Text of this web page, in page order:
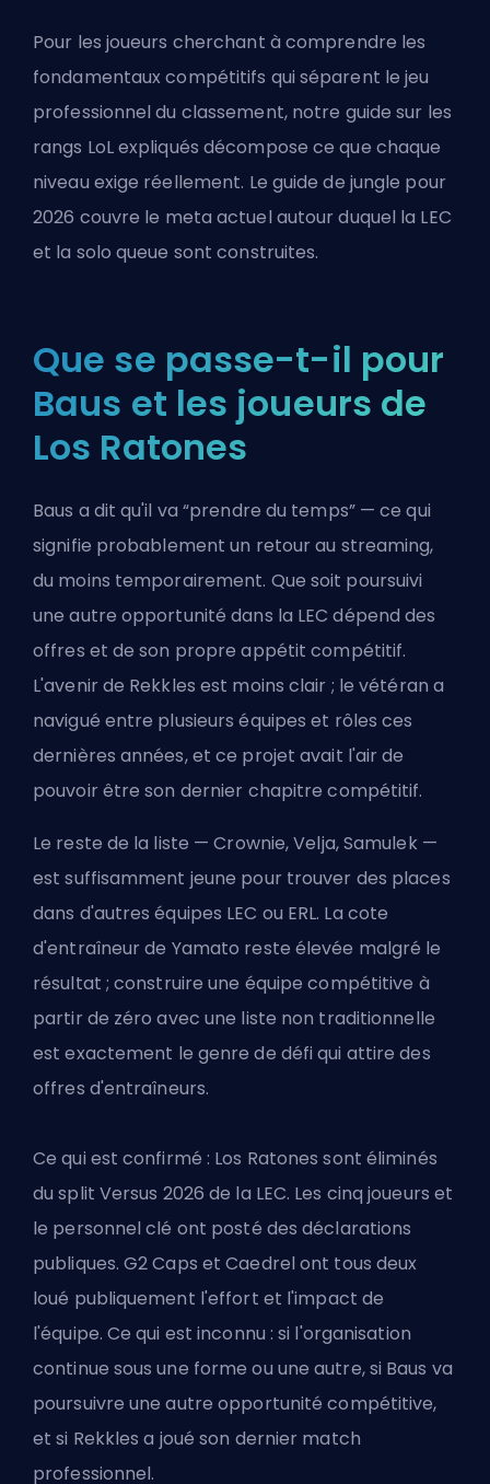
Pour les joueurs cherchant à comprendre les
fondamentaux compétitifs qui séparent le jeu
professionnel du classement, notre guide sur les
rangs LoL expliqués décompose ce que chaque
niveau exige réellement. Le guide de jungle pour
2026 couvre le meta actuel autour duquel la LEC
et la solo queue sont construites.
Que se passe-t-il pour
Baus et les joueurs de
Los Ratones
Baus a dit qu'il va “prendre du temps” — ce qui
signifie probablement un retour au streaming,
du moins temporairement. Que soit poursuivi
une autre opportunité dans la LEC dépend des
offres et de son propre appétit compétitif.
L'avenir de Rekkles est moins clair ; le vétéran a
navigué entre plusieurs équipes et rôles ces
dernières années, et ce projet avait l'air de
pouvoir être son dernier chapitre compétitif.
Le reste de la liste — Crownie, Velja, Samulek —
est suffisamment jeune pour trouver des places
dans d'autres équipes LEC ou ERL. La cote
d'entraîneur de Yamato reste élevée malgré le
résultat ; construire une équipe compétitive à
partir de zéro avec une liste non traditionnelle
est exactement le genre de défi qui attire des
offres d'entraîneurs.
Ce qui est confirmé : Los Ratones sont éliminés
du split Versus 2026 de la LEC. Les cinq joueurs et
le personnel clé ont posté des déclarations
publiques. G2 Caps et Caedrel ont tous deux
loué publiquement l'effort et l'impact de
l'équipe. Ce qui est inconnu : si l'organisation
continue sous une forme ou une autre, si Baus va
poursuivre une autre opportunité compétitive,
et si Rekkles a joué son dernier match
professionnel.